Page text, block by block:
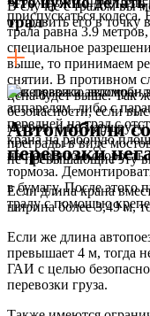
В случае с тралом вы
отправить его в точку
приспускаться
трала равна 3.9
специальное
выше, то принимаем
снятии. В противном
цена будет выше. Так
безопасности, если
метров, а по маршруту
преграды в виде
не превышающие эту
трал
Как правило автокран
аппарелям, либо с
передней на трал с
крана на рабочую
на переднюю скорость
тормоза.
в бумагу. После этого
тралу с помощью
Автомобили
перевозки
Если длина крана
ширина более 3,49 м,
Если же длина
превышает 4 м, тогда
ГАИ с целью
перевозки груза.